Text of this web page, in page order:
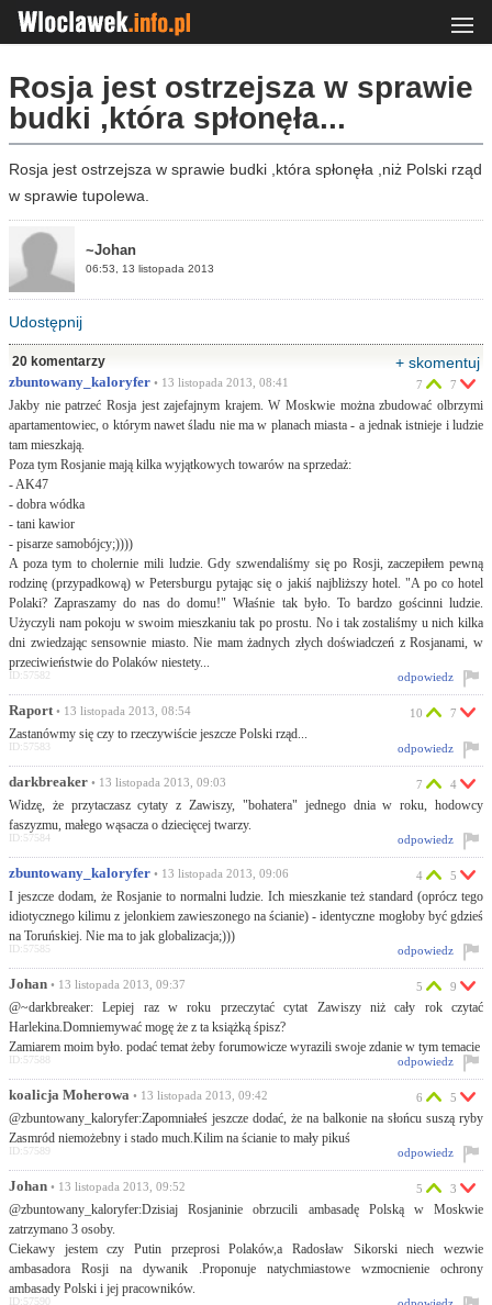
Rosja jest ostrzejsza w sprawie
budki ,która spłonęła...
Rosja jest ostrzejsza w sprawie budki ,która spłonęła ,niż Polski rząd
w sprawie tupolewa.
~Johan
06:53, 13 listopada 2013
Udostępnij
20 komentarzy + skomentuj
zbuntowany_kaloryfer • 13 listopada 2013, 08:41
Jakby nie patrzeć Rosja jest zajefajnym krajem. W Moskwie można zbudować olbrzymi
apartamentowiec, o którym nawet śladu nie ma w planach miasta - a jednak istnieje i ludzie
tam mieszkają.
Poza tym Rosjanie mają kilka wyjątkowych towarów na sprzedaż:
- AK47
- dobra wódka
- tani kawior
- pisarze samobójcy;))))
A poza tym to cholernie mili ludzie. Gdy szwendaliśmy się po Rosji, zaczepiłem pewną
rodzinę (przypadkową) w Petersburgu pytając się o jakiś najbliższy hotel. "A po co hotel
Polaki? Zapraszamy do nas do domu!" Właśnie tak było. To bardzo gościnni ludzie.
Użyczyli nam pokoju w swoim mieszkaniu tak po prostu. No i tak zostaliśmy u nich kilka
dni zwiedzając sensownie miasto. Nie mam żadnych złych doświadczeń z Rosjanami, w
przeciwieństwie do Polaków niestety...
7 7
odpowiedz
ID:57582
Raport • 13 listopada 2013, 08:54
Zastanówmy się czy to rzeczywiście jeszcze Polski rząd...
10 7
odpowiedz
ID:57583
darkbreaker • 13 listopada 2013, 09:03
Widzę, że przytaczasz cytaty z Zawiszy, "bohatera" jednego dnia w roku, hodowcy
faszyzmu, małego wąsacza o dziecięcej twarzy.
7 4
odpowiedz
ID:57584
zbuntowany_kaloryfer • 13 listopada 2013, 09:06
I jeszcze dodam, że Rosjanie to normalni ludzie. Ich mieszkanie też standard (oprócz tego
idiotycznego kilimu z jelonkiem zawieszonego na ścianie) - identyczne mogłoby być gdzieś
na Toruńskiej. Nie ma to jak globalizacja;)))
4 5
odpowiedz
ID:57585
Johan • 13 listopada 2013, 09:37
@~darkbreaker: Lepiej raz w roku przeczytać cytat Zawiszy niż cały rok czytać
Harlekina.Domniemywać mogę że z ta książką śpisz?
Zamiarem moim było. podać temat żeby forumowicze wyrazili swoje zdanie w tym temacie
5 9
odpowiedz
ID:57588
koalicja Moherowa • 13 listopada 2013, 09:42
@zbuntowany_kaloryfer:Zapomniałeś jeszcze dodać, że na balkonie na słońcu suszą ryby
Zasmród niemożebny i stado much.Kilim na ścianie to mały pikuś
6 5
odpowiedz
ID:57589
Johan • 13 listopada 2013, 09:52
@zbuntowany_kaloryfer:Dzisiaj Rosjaninie obrzucili ambasadę Polską w Moskwie
zatrzymano 3 osoby.
Ciekawy jestem czy Putin przeprosi Polaków,a Radosław Sikorski niech wezwie
ambasadora Rosji na dywanik .Proponuje natychmiastowe wzmocnienie ochrony
ambasady Polski i jej pracowników.
5 3
ID:57590